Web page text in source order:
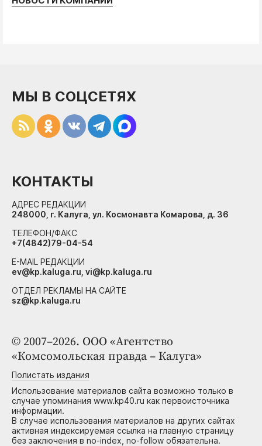
© 2007–2026. ООО «Агентство
«Комсомольская правда – Калуга»
Полистать издания
Использование материалов сайта возможно только в
случае упоминания www.kp40.ru как первоисточника
информации.
В случае использования материалов на других сайтах
активная индексируемая ссылка на главную страницу
без заключения в no-index, no-follow обязательна.
МЫ В СОЦСЕТЯХ
КОНТАКТЫ
АДРЕС РЕДАКЦИИ
248000, г. Калуга, ул. Космонавта Комарова, д. 36
ТЕЛЕФОН/ФАКС
+7(4842)79-04-54
E-MAIL РЕДАКЦИИ
ev@kp.kaluga.ru, vi@kp.kaluga.ru
ОТДЕЛ РЕКЛАМЫ НА САЙТЕ
sz@kp.kaluga.ru